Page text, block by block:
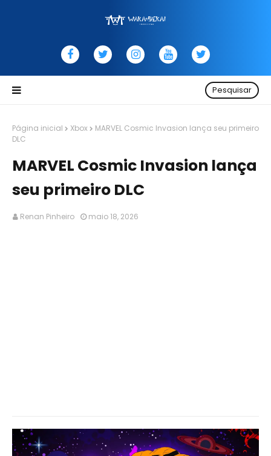
Pesquisar
Página inicial Xbox
MARVEL Cosmic Invasion lança seu primeiro
DLC
MARVEL Cosmic Invasion lança
seu primeiro DLC
Renan Pinheiro maio 18, 2026